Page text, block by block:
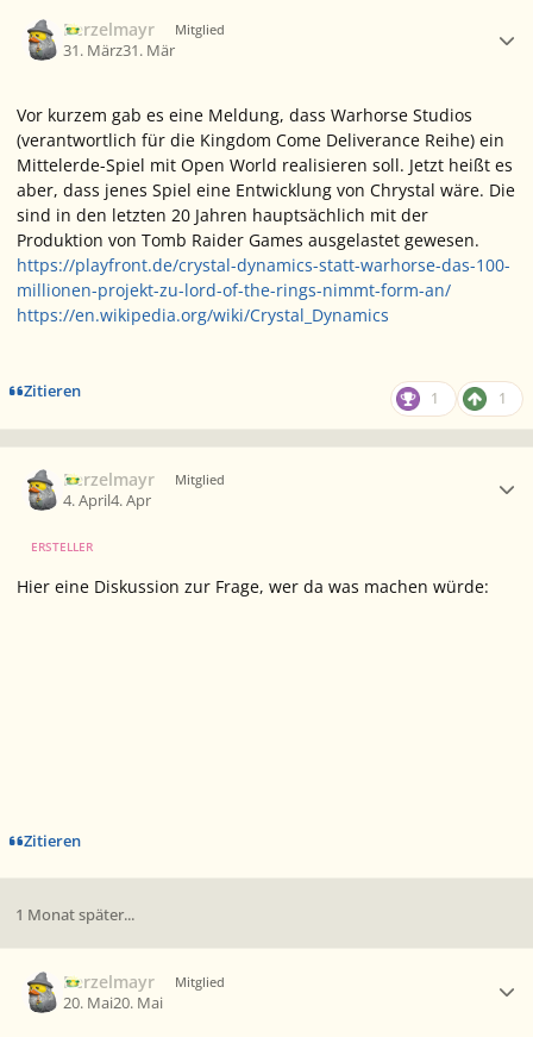
Berzelmayr Mitglied
31. März31. Mär
Vor kurzem gab es eine Meldung, dass Warhorse Studios
(verantwortlich für die Kingdom Come Deliverance Reihe) ein
Mittelerde-Spiel mit Open World realisieren soll. Jetzt heißt es
aber, dass jenes Spiel eine Entwicklung von Chrystal wäre. Die
sind in den letzten 20 Jahren hauptsächlich mit der
Produktion von Tomb Raider Games ausgelastet gewesen.
https://playfront.de/crystal-dynamics-statt-warhorse-das-100-
millionen-projekt-zu-lord-of-the-rings-nimmt-form-an/
https://en.wikipedia.org/wiki/Crystal_Dynamics
Zitieren 1 1
Berzelmayr Mitglied
4. April4. Apr
ERSTELLER
Hier eine Diskussion zur Frage, wer da was machen würde:
Zitieren
1 Monat später...
Berzelmayr Mitglied
20. Mai20. Mai